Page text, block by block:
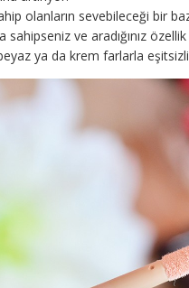
olanların sevebileceği bir
sahipseniz ve aradığınız
ya da krem farlarla